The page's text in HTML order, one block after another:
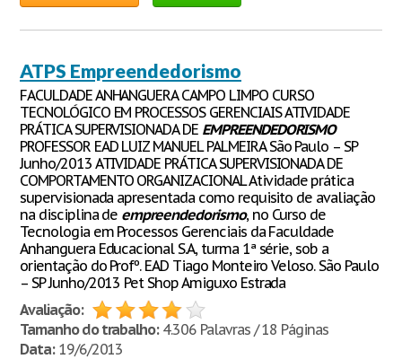
ATPS Empreendedorismo
FACULDADE ANHANGUERA CAMPO LIMPO CURSO
TECNOLÓGICO EM PROCESSOS GERENCIAIS ATIVIDADE
PRÁTICA SUPERVISIONADA DE EMPREENDEDORISMO
PROFESSOR EAD LUIZ MANUEL PALMEIRA São Paulo – SP
Junho/2013 ATIVIDADE PRÁTICA SUPERVISIONADA DE
COMPORTAMENTO ORGANIZACIONAL Atividade prática
supervisionada apresentada como requisito de avaliação
na disciplina de empreendedorismo, no Curso de
Tecnologia em Processos Gerenciais da Faculdade
Anhanguera Educacional S.A, turma 1ª série, sob a
orientação do Profº. EAD Tiago Monteiro Veloso. São Paulo
– SP Junho/2013 Pet Shop Amiguxo Estrada
Avaliação:
Tamanho do trabalho:4.306 Palavras / 18 Páginas
Data:19/6/2013